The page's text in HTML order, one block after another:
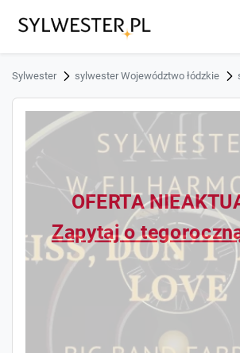
Sylwester sylwester Województwo łódzkie
OFERTA
Zapytaj o